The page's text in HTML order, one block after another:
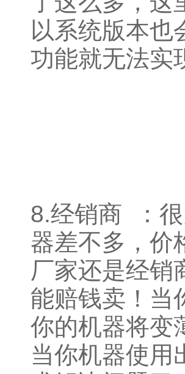
以系统版本也
功能就无法实
8.经销商 ：
器差不多，价
厂家还是经销
能赔钱卖！当
你的机器将变
当你机器使用